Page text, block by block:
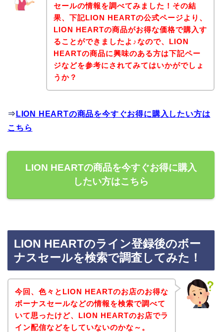
セールの情報を調べてみました！その結
果、下記LION HEARTの公式ページより、
LION HEARTの商品がお得な価格で購入す
ることができましたよ♪なので、LION
HEARTの商品に興味のある方は下記ペー
ジなどを参考にされてみてはいかがでしょ
うか？
⇒ LION HEARTの商品を今すぐお得に購入したい方は
こちら
LION HEARTの商品を今すぐお得に購入
したい方はこちら
LION HEARTのライン登録後のボー
ナスセールを検索で調査してみた！
今回、色々とLION HEARTのお店のお得な
ボーナスセールなどの情報を検索で調べて
いて思ったけど、LION HEARTのお店でラ
イン配信などをしていないのかな～。